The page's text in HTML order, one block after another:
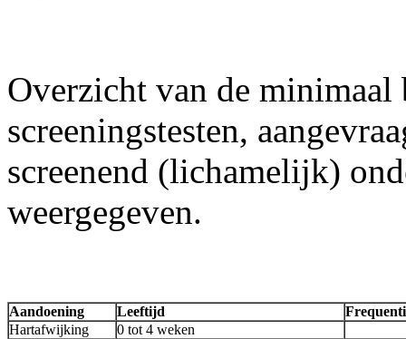
Overzicht van de minimaal
screeningstesten,
screenend (lichamelijk)
weergegeven.
Aandoening Leeftijd
Hartafwijking
0 tot 4 weken